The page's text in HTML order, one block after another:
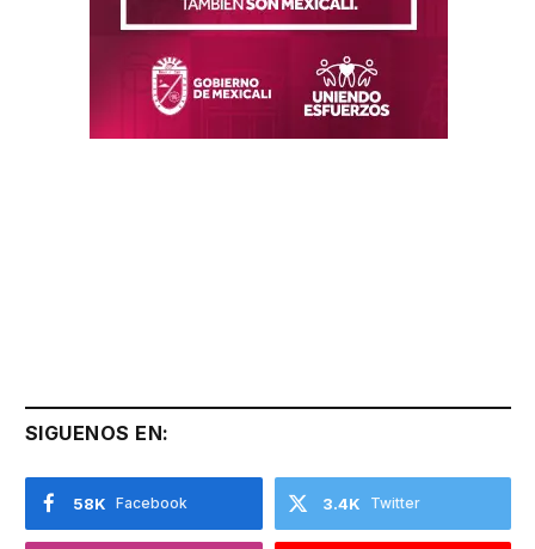
SIGUENOS EN:
Facebook
58K Twitter
3.4K